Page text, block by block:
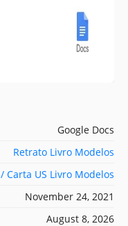
Google Docs
Retrato Livro Modelos
Carta US Livro Modelos
November 24, 2021
August 8, 2026